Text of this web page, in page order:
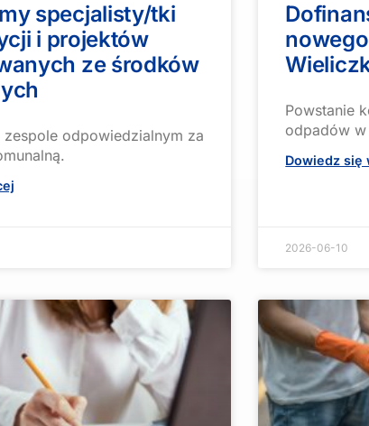
specjalisty/tki
i projektów
ze środków
zespole odpowiedzialnym za
Powstanie
odpadów
Dowiedz się
2026-06-10